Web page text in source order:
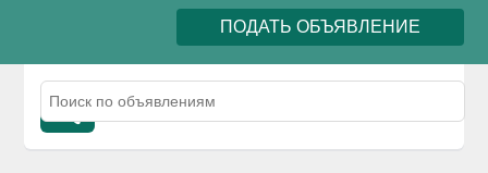
ПОДАТЬ ОБЪЯВЛЕНИЕ